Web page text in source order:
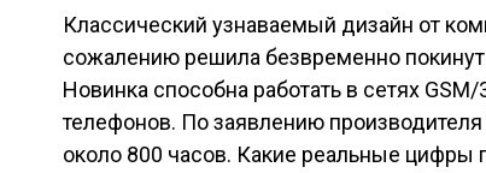
Классический узнаваемый дизайн от
сожалению решила безвременно
Новинка способна работать в сетях
телефонов. По заявлению производителя
около 800 часов. Какие реальные цифры